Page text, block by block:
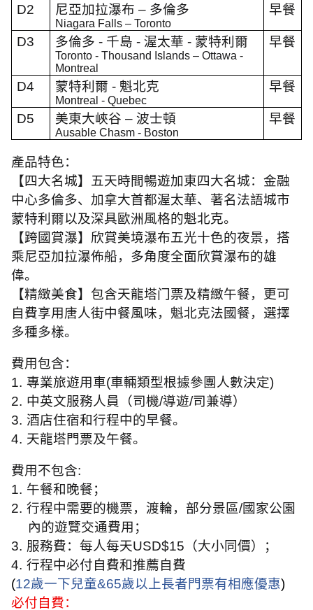
D2 尼亞加拉瀑布 – 多倫多
Niagara Falls – Toronto
早餐
D3 多倫多 - 千島 - 渥太華- 蒙特利爾
Toronto - Thousand Islands – Ottawa -
Montreal
早餐
D4 蒙特利爾 - 魁北克
Montreal - Quebec
早餐
D5 美東大峽谷– 波士頓
Ausable Chasm - Boston
早餐
產品特色：
【四大名城】五天時間暢遊加東四大名城：金融
中心多倫多、加拿大首都渥太華、著名法語城市
蒙特利爾以及深具歐洲風格的魁北克。
【跨國賞瀑】欣賞美境瀑布五光十色的夜景，搭
乘尼亞加拉瀑佈船，多角度全面欣賞瀑布的雄
偉。
【精緻美食】包含天龍塔门票及精緻午餐，更可
自費享用唐人街中餐風味，魁北克法國餐，選擇
多種多樣。
費用包含：
1. 專業旅遊用車(車輛類型根據參團人數決定)
2. 中英文服務人員（司機/導遊/司兼導）
3. 酒店住宿和行程中的早餐。
4. 天龍塔門票及午餐。
費用不包含:
1. 午餐和晚餐；
2. 行程中需要的機票，渡輪，部分景區/國家公園
內的遊覽交通費用；
3. 服務費：每人每天USD$15 （大小同價）；
4. 行程中必付自費和推薦自費
(12歲一下兒童&65歲以上長者門票有相應優惠)
必付自費：